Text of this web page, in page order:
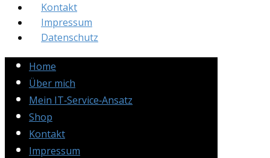
Kontakt
Impressum
Datenschutz
Home
Über mich
Mein IT‑Service‑Ansatz
Shop
Kontakt
Impressum